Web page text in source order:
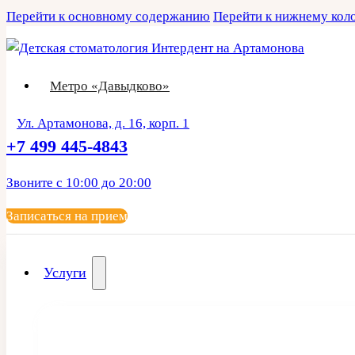
Перейти к основному содержанию Перейти к нижнему
Метро «Давыдково»
Ул. Артамонова, д. 16, корп. 1
+7 499 445-4843
Звоните с 10:00 до 20:00
Записаться на прием
Услуги